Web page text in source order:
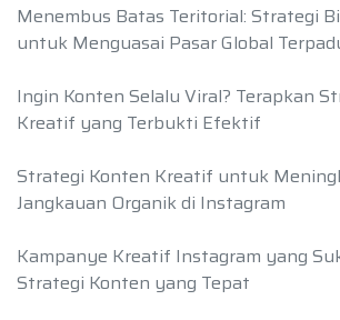
Menembus Batas Teritorial: Strategi
untuk Menguasai Pasar Global
Ingin Konten Selalu Viral? Terapkan
Kreatif yang Terbukti Efektif
Strategi Konten Kreatif untuk
Jangkauan Organik di Instagram
Kampanye Kreatif Instagram yang
Strategi Konten yang Tepat